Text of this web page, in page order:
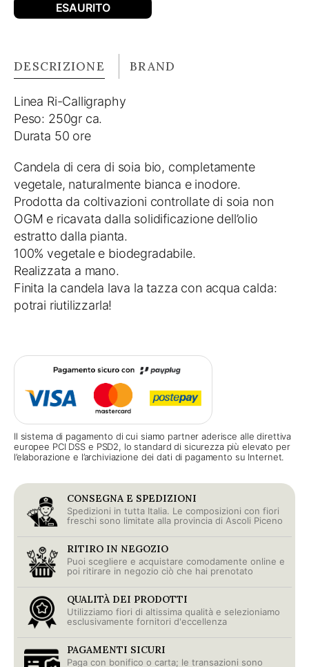
ESAURITO
DESCRIZIONE BRAND
Linea Ri-Calligraphy
Peso: 250gr ca.
Durata 50 ore
Candela di cera di soia bio, completamente
vegetale, naturalmente bianca e inodore.
Prodotta da coltivazioni controllate di soia non
OGM e ricavata dalla solidificazione dell’olio
estratto dalla pianta.
100% vegetale e biodegradabile.
Realizzata a mano.
Finita la candela lava la tazza con acqua calda:
potrai riutilizzarla!
Il sistema di pagamento di cui siamo partner aderisce alle direttiva
europee PCI DSS e PSD2, lo standard di sicurezza più elevato per
l’elaborazione e l’archiviazione dei dati di pagamento su Internet.
CONSEGNA E SPEDIZIONI
Spedizioni in tutta Italia. Le composizioni con fiori
freschi sono limitate alla provincia di Ascoli Piceno
RITIRO IN NEGOZIO
Puoi scegliere e acquistare comodamente online e
poi ritirare in negozio ciò che hai prenotato
QUALITÀ DEI PRODOTTI
Utilizziamo fiori di altissima qualità e selezioniamo
esclusivamente fornitori d'eccellenza
PAGAMENTI SICURI
Paga con bonifico o carta; le transazioni sono